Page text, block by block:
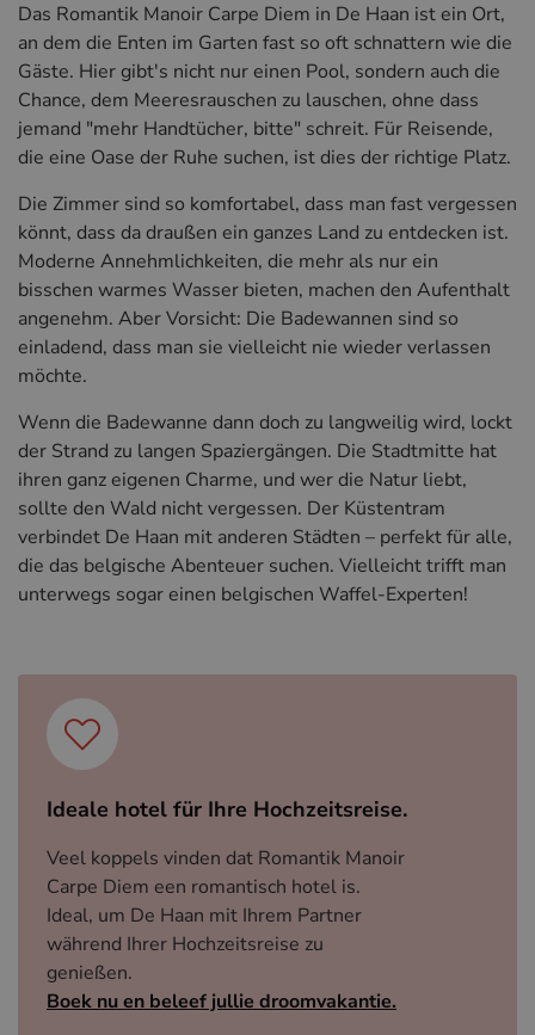
Das Romantik Manoir Carpe Diem in De Haan ist ein Ort,
an dem die Enten im Garten fast so oft schnattern wie die
Gäste. Hier gibt's nicht nur einen Pool, sondern auch die
Chance, dem Meeresrauschen zu lauschen, ohne dass
jemand "mehr Handtücher, bitte" schreit. Für Reisende,
die eine Oase der Ruhe suchen, ist dies der richtige Platz.
Die Zimmer sind so komfortabel, dass man fast vergessen
könnt, dass da draußen ein ganzes Land zu entdecken ist.
Moderne Annehmlichkeiten, die mehr als nur ein
bisschen warmes Wasser bieten, machen den Aufenthalt
angenehm. Aber Vorsicht: Die Badewannen sind so
einladend, dass man sie vielleicht nie wieder verlassen
möchte.
Wenn die Badewanne dann doch zu langweilig wird, lockt
der Strand zu langen Spaziergängen. Die Stadtmitte hat
ihren ganz eigenen Charme, und wer die Natur liebt,
sollte den Wald nicht vergessen. Der Küstentram
verbindet De Haan mit anderen Städten – perfekt für alle,
die das belgische Abenteuer suchen. Vielleicht trifft man
unterwegs sogar einen belgischen Waffel-Experten!
Ideale hotel für Ihre Hochzeitsreise.
Veel koppels vinden dat Romantik Manoir
Carpe Diem een romantisch hotel is.
Ideal, um De Haan mit Ihrem Partner
während Ihrer Hochzeitsreise zu
genießen.
Boek nu en beleef jullie droomvakantie.